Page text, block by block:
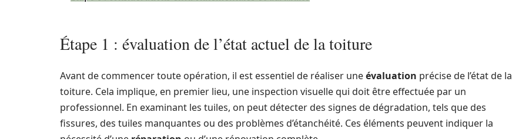
Étape 1 : évaluation de l’état actuel de la toiture
Avant de commencer toute opération, il est essentiel de réaliser uneévaluation précise de l’état de la
toiture. Cela implique, en premier lieu, une inspection visuelle qui doit être effectuée par un
professionnel. En examinant les tuiles, on peut détecter des signes de dégradation, tels que des
fissures, des tuiles manquantes ou des problèmes d’étanchéité. Ces éléments peuvent indiquer la